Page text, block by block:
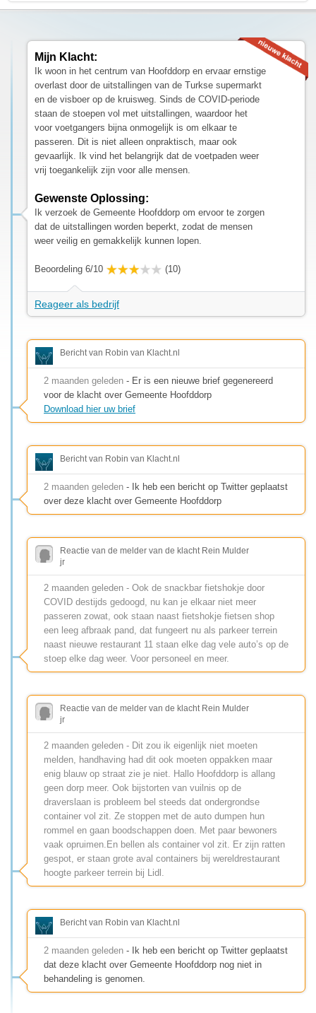
Mijn Klacht:
Ik woon in het centrum van Hoofddorp en ervaar ernstige
overlast door de uitstallingen van de Turkse supermarkt
en de visboer op de kruisweg. Sinds de COVID-periode
staan de stoepen vol met uitstallingen, waardoor het
voor voetgangers bijna onmogelijk is om elkaar te
passeren. Dit is niet alleen onpraktisch, maar ook
gevaarlijk. Ik vind het belangrijk dat de voetpaden weer
vrij toegankelijk zijn voor alle mensen.
Gewenste Oplossing:
Ik verzoek de Gemeente Hoofddorp om ervoor te zorgen
dat de uitstallingen worden beperkt, zodat de mensen
weer veilig en gemakkelijk kunnen lopen.
Beoordeling 6/10 (10)
Reageer als bedrijf
Bericht van Robin van Klacht.nl
2 maanden geleden - Er is een nieuwe brief gegenereerd
voor de klacht over Gemeente Hoofddorp
Download hier uw brief
Bericht van Robin van Klacht.nl
2 maanden geleden - Ik heb een bericht op Twitter geplaatst
over deze klacht over Gemeente Hoofddorp
Reactie van de melder van de klacht Rein Mulder
jr
2 maanden geleden - Ook de snackbar fietshokje door
COVID destijds gedoogd, nu kan je elkaar niet meer
passeren zowat, ook staan naast fietshokje fietsen shop
een leeg afbraak pand, dat fungeert nu als parkeer terrein
naast nieuwe restaurant 11 staan elke dag vele auto’s op de
stoep elke dag weer. Voor personeel en meer.
Reactie van de melder van de klacht Rein Mulder
jr
2 maanden geleden - Dit zou ik eigenlijk niet moeten
melden, handhaving had dit ook moeten oppakken maar
enig blauw op straat zie je niet. Hallo Hoofddorp is allang
geen dorp meer. Ook bijstorten van vuilnis op de
draverslaan is probleem bel steeds dat ondergrondse
container vol zit. Ze stoppen met de auto dumpen hun
rommel en gaan boodschappen doen. Met paar bewoners
vaak opruimen.En bellen als container vol zit. Er zijn ratten
gespot, er staan grote aval containers bij wereldrestaurant
hoogte parkeer terrein bij Lidl.
Bericht van Robin van Klacht.nl
2 maanden geleden - Ik heb een bericht op Twitter geplaatst
dat deze klacht over Gemeente Hoofddorp nog niet in
behandeling is genomen.